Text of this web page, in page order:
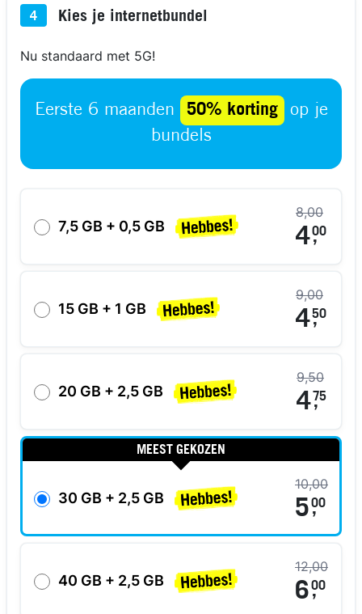
4 Kies je internetbundel
Nu standaard met 5G!
Eerste 6 maanden 50% korting
op je
bundels
7,5 GB + 0,5 GB
8,00
4,
00
15 GB + 1 GB
9,00
4,
50
20 GB + 2,5 GB
9,50
4,
75
MEEST GEKOZEN
30 GB + 2,5 GB
10,00
5,
00
40 GB + 2,5 GB
12,00
6,
00